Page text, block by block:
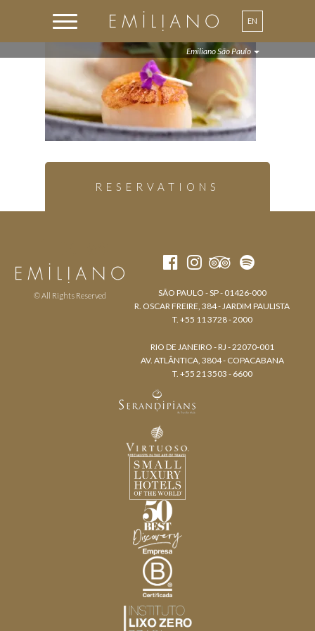
EN
PT
Emiliano São Paulo
RESERVATIONS
© All Rights Reserved
SÃO PAULO - SP - 01426-000
R. OSCAR FREIRE, 384 - JARDIM PAULISTA
T. +55 11 3728 - 2000
RIO DE JANEIRO - RJ - 22070-001
AV. ATLÂNTICA, 3804 - COPACABANA
T. +55 21 3503 - 6600